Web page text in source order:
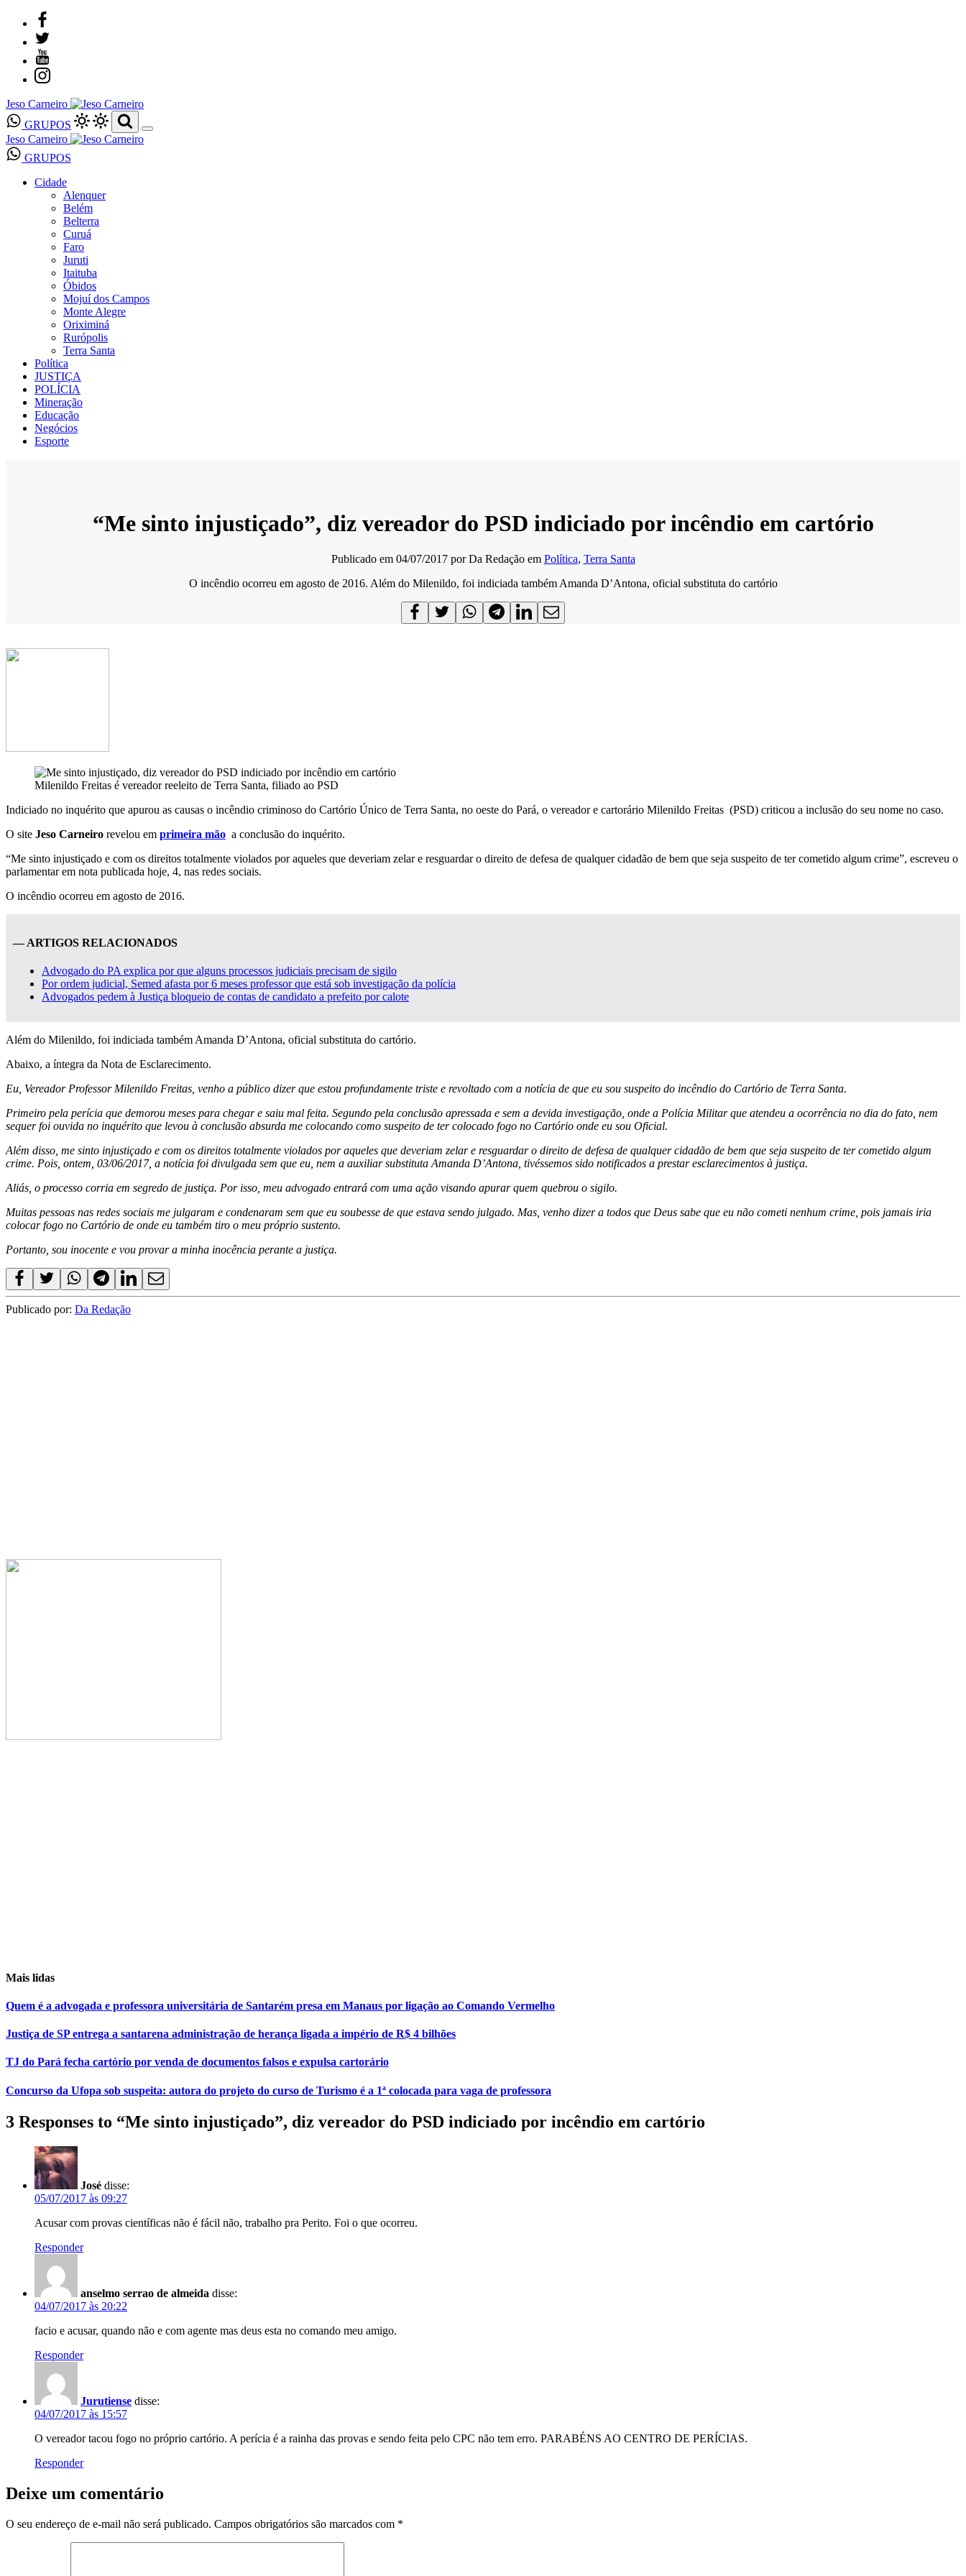
Jeso Carneiro
GRUPOS
Jeso Carneiro
GRUPOS
Cidade
Alenquer
Belém
Belterra
Curuá
Faro
Juruti
Itaituba
Óbidos
Mojuí dos Campos
Monte Alegre
Oriximiná
Rurópolis
Terra Santa
Política
JUSTIÇA
POLÍCIA
Mineração
Educação
Negócios
Esporte
“Me sinto injustiçado”, diz vereador do PSD indiciado por incêndio em cartório
Publicado em 04/07/2017 porDa Redação em Política, Terra Santa
O incêndio ocorreu em agosto de 2016. Além do Milenildo, foi indiciada também Amanda D’Antona, oficial substituta do cartório
Milenildo Freitas é vereador reeleito de Terra Santa, filiado ao PSD
Indiciado no inquérito que apurou as causas o incêndio criminoso do Cartório Único de Terra Santa, no oeste do Pará, o vereador e cartorário Milenildo Freitas (PSD) criticou a inclusão do seu nome no caso.
O site Jeso Carneiro revelou em primeira mão a conclusão do inquérito.
“Me sinto injustiçado e com os direitos totalmente violados por aqueles que deveriam zelar e resguardar o direito de defesa de qualquer cidadão de bem que seja suspeito de ter cometido algum crime”, escreveu o
parlamentar em nota publicada hoje, 4, nas redes sociais.
O incêndio ocorreu em agosto de 2016.
— ARTIGOS RELACIONADOS
Advogado do PA explica por que alguns processos judiciais precisam de sigilo
Por ordem judicial, Semed afasta por 6 meses professor que está sob investigação da polícia
Advogados pedem à Justiça bloqueio de contas de candidato a prefeito por calote
Além do Milenildo, foi indiciada também Amanda D’Antona, oficial substituta do cartório.
Abaixo, a íntegra da Nota de Esclarecimento.
Eu, Vereador Professor Milenildo Freitas, venho a público dizer que estou profundamente triste e revoltado com a notícia de que eu sou suspeito do incêndio do Cartório de Terra Santa.
Primeiro pela perícia que demorou meses para chegar e saiu mal feita. Segundo pela conclusão apressada e sem a devida investigação, onde a Polícia Militar que atendeu a ocorrência no dia do fato, nem
sequer foi ouvida no inquérito que levou à conclusão absurda me colocando como suspeito de ter colocado fogo no Cartório onde eu sou Oficial.
Além disso, me sinto injustiçado e com os direitos totalmente violados por aqueles que deveriam zelar e resguardar o direito de defesa de qualquer cidadão de bem que seja suspeito de ter cometido algum
crime. Pois, ontem, 03/06/2017, a notícia foi divulgada sem que eu, nem a auxiliar substituta Amanda D’Antona, tivéssemos sido notificados a prestar esclarecimentos à justiça.
Aliás, o processo corria em segredo de justiça. Por isso, meu advogado entrará com uma ação visando apurar quem quebrou o sigilo.
Muitas pessoas nas redes sociais me julgaram e condenaram sem que eu soubesse de que estava sendo julgado. Mas, venho dizer a todos que Deus sabe que eu não cometi nenhum crime, pois jamais iria
colocar fogo no Cartório de onde eu também tiro o meu próprio sustento.
Portanto, sou inocente e vou provar a minha inocência perante a justiça.
Publicado por: Da Redação
Mais lidas
Quem é a advogada e professora universitária de Santarém presa em Manaus por ligação ao Comando Vermelho
Justiça de SP entrega a santarena administração de herança ligada a império de R$ 4 bilhões
TJ do Pará fecha cartório por venda de documentos falsos e expulsa cartorário
Concurso da Ufopa sob suspeita: autora do projeto do curso de Turismo é a 1ª colocada para vaga de professora
3 Responses to “Me sinto injustiçado”, diz vereador do PSD indiciado por incêndio em cartório
José disse:
05/07/2017 às 09:27
Acusar com provas científicas não é fácil não, trabalho pra Perito. Foi o que ocorreu.
Responder
anselmo serrao de almeida disse:
04/07/2017 às 20:22
facio e acusar, quando não e com agente mas deus esta no comando meu amigo.
Responder
Jurutiense disse:
04/07/2017 às 15:57
O vereador tacou fogo no próprio cartório. A perícia é a rainha das provas e sendo feita pelo CPC não tem erro. PARABÉNS AO CENTRO DE PERÍCIAS.
Responder
Deixe um comentário
O seu endereço de e-mail não será publicado. Campos obrigatórios são marcados com *